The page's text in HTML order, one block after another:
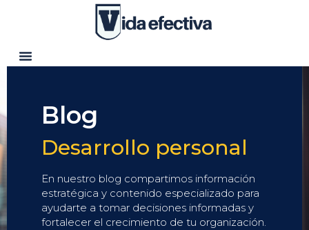
Blog
Desarrollo personal
En nuestro blog compartimos información
estratégica y contenido especializado para
ayudarte a tomar decisiones informadas y
fortalecer el crecimiento de tu organización.